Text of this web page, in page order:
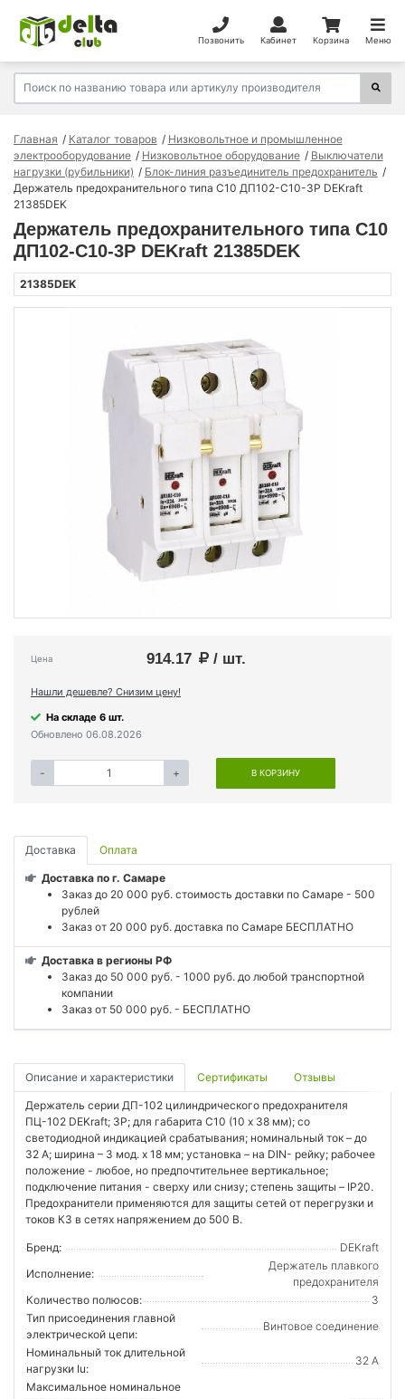
Позвонить Кабинет Корзина Меню
Главная Каталог товаров
Низковольтное и промышленное
электрооборудование
Низковольтное оборудование
Выключатели
нагрузки (рубильники)
Блок-линия разъединитель предохранитель
Держатель предохранительного типа C10 ДП102-С10-3Р DEKraft
21385DEK
Держатель предохранительного типа C10
ДП102-С10-3Р DEKraft 21385DEK
21385DEK
Цена 914.17 / шт.
Нашли дешевле? Снизим цену!
На складе 6 шт.
Обновлено 06.08.2026
- + В КОРЗИНУ
Доставка Оплата
Доставка по г. Самаре
Заказ до 20 000 руб. стоимость доставки по Самаре - 500
рублей
Заказ от 20 000 руб. доставка по Самаре БЕСПЛАТНО
Доставка в регионы РФ
Заказ до 50 000 руб. - 1000 руб. до любой транспортной
компании
Заказ от 50 000 руб. - БЕСПЛАТНО
Описание и характеристики Сертификаты Отзывы
Держатель серии ДП-102 цилиндрического предохранителя
ПЦ-102 DEKraft; 3P; для габарита С10 (10 x 38 мм); со
светодиодной индикацией срабатывания; номинальный ток – до
32 А; ширина – 3 мод. х 18 мм; установка – на DIN- рейку; рабочее
положение - любое, но предпочтительнее вертикальное;
подключение питания - сверху или снизу; степень защиты – IP20.
Предохранители применяются для защиты сетей от перегрузки и
токов КЗ в сетях напряжением до 500 В.
Бренд:
DEKraft
Исполнение:
Держатель плавкого
предохранителя
Количество полюсов:
3
Тип присоединения главной
электрической цепи:
Винтовое соединение
Номинальный ток длительной
нагрузки Iu:
32 А
Максимальное номинальное